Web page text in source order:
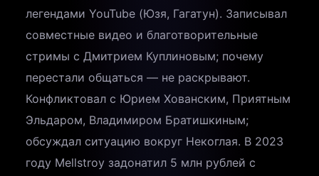
легендами YouTube (Юзя, Гагатун). Записывал
совместные видео и благотворительные
стримы с Дмитрием Куплиновым; почему
перестали общаться — не раскрывают.
Конфликтовал с Юрием Хованским, Приятным
Эльдаром, Владимиром Братишкиным;
обсуждал ситуацию вокруг Некоглая. В 2023
году Mellstroy задонатил 5 млн рублей с